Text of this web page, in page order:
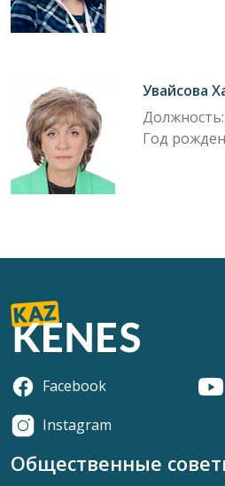
Увайсова
Должность:
Год
Facebook
Instagram
Общественные